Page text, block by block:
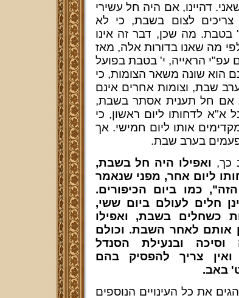
דהיינו, אם היה חל עשירי
לצום בשבת, כי לא
בטבת. מה שכן, דבר זה אינו
מה שאנו בדורות אלה, מאז
עפ"י הראייה, י' בטבת בפועל
הוא שונה משאר הצומות, כי
שבת, וצומות אחרים אינם
אם חל תענית אסתר בשבת,
א"א לדחותו ליום ראשון, כי
אותו ליום חמישי. אך
בערב שבת.
כך, ואפילו היה חל בשבת,
ליום אחר, מפני שנאמר
כמו ביום הכיפורים.
חלים לעולם ביום ששי,
כשחלים בשבת, ואפילו
אותם לאחר השבת. וכולם
וסיכה ובנעילת הסנדל
צריך להפסיק בהם
באב.
את כל העינויים הנוספים